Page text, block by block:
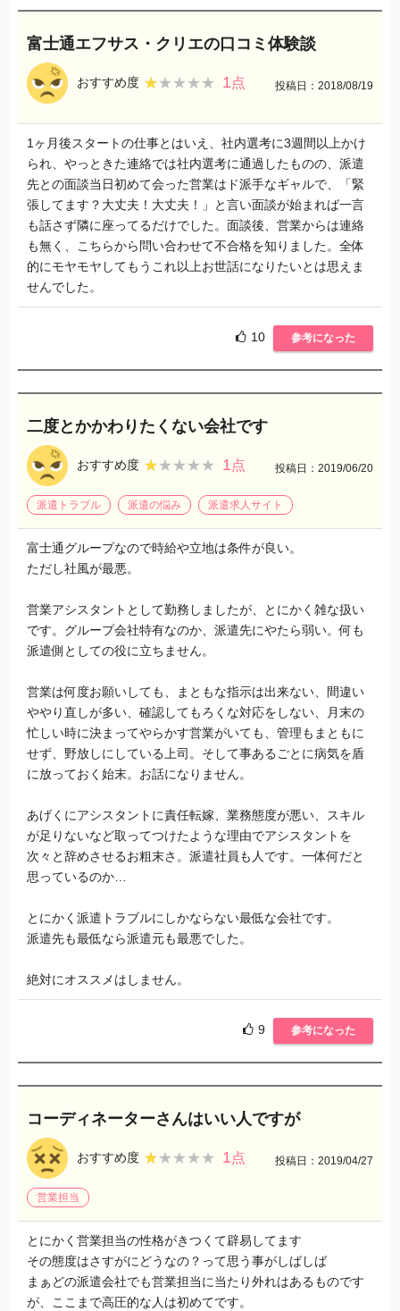
富士通エフサス・クリエの口コミ体験談
おすすめ度 ★★★★★
★★★★★ 1点 投稿日：2018/08/19
1ヶ月後スタートの仕事とはいえ、社内選考に3週間以上かけ
られ、やっときた連絡では社内選考に通過したものの、派遣
先との面談当日初めて会った営業はド派手なギャルで、「緊
張してます？大丈夫！大丈夫！」と言い面談が始まれば一言
も話さず隣に座ってるだけでした。面談後、営業からは連絡
も無く、こちらから問い合わせて不合格を知りました。全体
的にモヤモヤしてもうこれ以上お世話になりたいとは思えま
せんでした。
10 参考になった
二度とかかわりたくない会社です
おすすめ度 ★★★★★
★★★★★ 1点 投稿日：2019/06/20
派遣トラブル 派遣の悩み 派遣求人サイト
富士通グループなので時給や立地は条件が良い。
ただし社風が最悪。
営業アシスタントとして勤務しましたが、とにかく雑な扱い
です。グループ会社特有なのか、派遣先にやたら弱い。何も
派遣側としての役に立ちません。
営業は何度お願いしても、まともな指示は出来ない、間違い
ややり直しが多い、確認してもろくな対応をしない、月末の
忙しい時に決まってやらかす営業がいても、管理もまともに
せず、野放しにしている上司。そして事あるごとに病気を盾
に放っておく始末。お話になりません。
あげくにアシスタントに責任転嫁、業務態度が悪い、スキル
が足りないなど取ってつけたような理由でアシスタントを
次々と辞めさせるお粗末さ。派遣社員も人です。一体何だと
思っているのか…
とにかく派遣トラブルにしかならない最低な会社です。
派遣先も最低なら派遣元も最悪でした。
絶対にオススメはしません。
9 参考になった
コーディネーターさんはいい人ですが
おすすめ度 ★★★★★
★★★★★ 1点 投稿日：2019/04/27
営業担当
とにかく営業担当の性格がきつくて辟易してます
その態度はさすがにどうなの？って思う事がしばしば
まぁどの派遣会社でも営業担当に当たり外れはあるものです
が、ここまで高圧的な人は初めてです。